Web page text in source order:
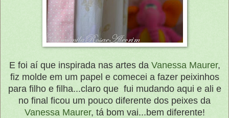
E foi aí que inspirada nas artes da Vanessa Maurer,
fiz molde em um papel e comecei a fazer peixinhos
para filho e filha...claro que fui mudando aqui e ali e
no final ficou um pouco diferente dos peixes da
Vanessa Maurer, tá bom vai...bem diferente!